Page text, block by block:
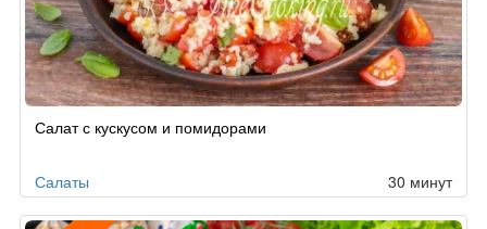
Салат с кускусом и помидорами
Салаты 30 минут